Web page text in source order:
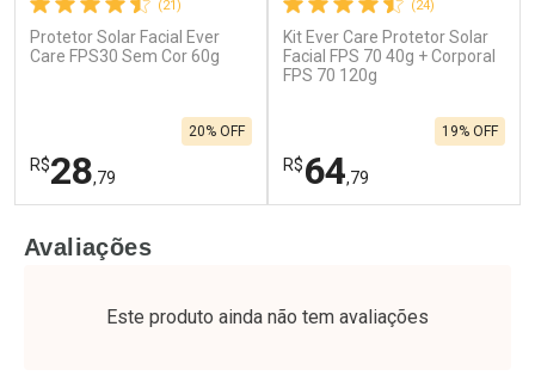
(21)
Protetor Solar Facial Ever
Care FPS30 Sem Cor 60g
R$28,79
20% OFF
Laboratório
Por Menos
(24)
Kit Ever Care Protetor Solar
Facial FPS 70 40g + Corporal
FPS 70 120g
R$64,79
19% OFF
Laboratório
Por Menos
Avaliações
Este produto ainda não tem avaliações